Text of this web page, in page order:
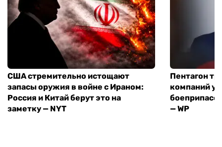
США стремительно истощают
запасы оружия в войне с Ираном:
Россия и Китай берут это на
заметку — NYT
Пентагон
компаний
— WP